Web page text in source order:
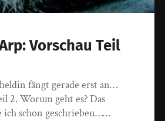
Vorschau Teil
fängt gerade erst an…
2. Worum geht es? Das
ich schon geschrieben……